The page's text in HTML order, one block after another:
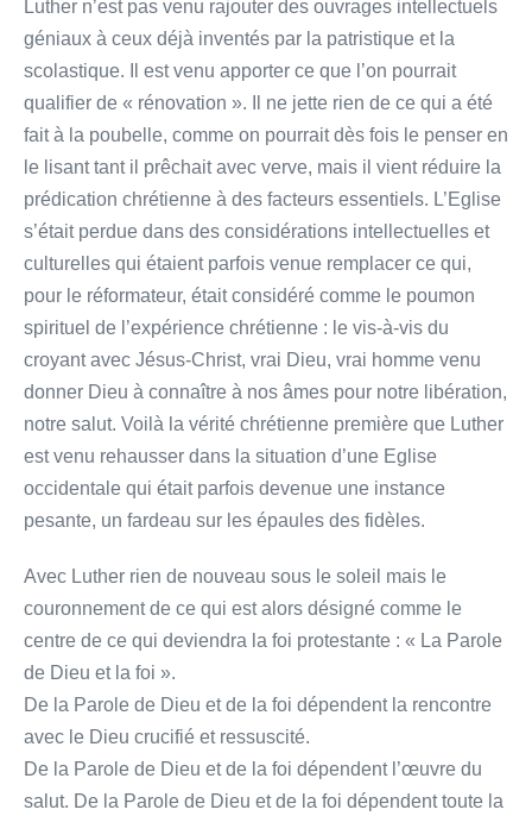
Luther n’est pas venu rajouter des ouvrages intellectuels
géniaux à ceux déjà inventés par la patristique et la
scolastique. Il est venu apporter ce que l’on pourrait
qualifier de « rénovation ». Il ne jette rien de ce qui a été
fait à la poubelle, comme on pourrait dès fois le penser en
le lisant tant il prêchait avec verve, mais il vient réduire la
prédication chrétienne à des facteurs essentiels. L’Eglise
s’était perdue dans des considérations intellectuelles et
culturelles qui étaient parfois venue remplacer ce qui,
pour le réformateur, était considéré comme le poumon
spirituel de l’expérience chrétienne : le vis-à-vis du
croyant avec Jésus-Christ, vrai Dieu, vrai homme venu
donner Dieu à connaître à nos âmes pour notre libération,
notre salut. Voilà la vérité chrétienne première que Luther
est venu rehausser dans la situation d’une Eglise
occidentale qui était parfois devenue une instance
pesante, un fardeau sur les épaules des fidèles.
Avec Luther rien de nouveau sous le soleil mais le
couronnement de ce qui est alors désigné comme le
centre de ce qui deviendra la foi protestante : « La Parole
de Dieu et la foi ».
De la Parole de Dieu et de la foi dépendent la rencontre
avec le Dieu crucifié et ressuscité.
De la Parole de Dieu et de la foi dépendent l’œuvre du
salut. De la Parole de Dieu et de la foi dépendent toute la